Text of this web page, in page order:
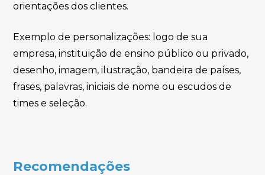
orientações dos clientes.
Exemplo de personalizações: logo de sua
empresa, instituição de ensino público ou privado,
desenho, imagem, ilustração, bandeira de países,
frases, palavras, iniciais de nome ou escudos de
times e seleção.
Recomendações